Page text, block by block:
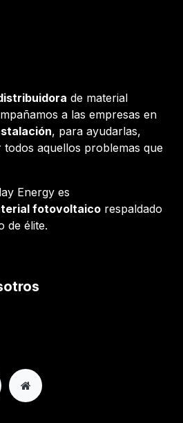
de material
a las empresas en
, para ayudarlas,
aquellos problemas que
Energy es
fotovoltaico respaldado
de élite.